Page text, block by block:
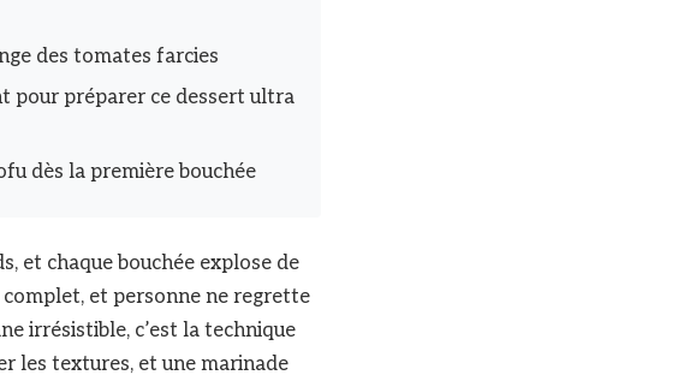
des tomates farcies
pour préparer ce dessert ultra
dès la première bouchée
et chaque bouchée explose de
et personne ne regrette
irrésistible, c’est la technique
les textures, et une marinade